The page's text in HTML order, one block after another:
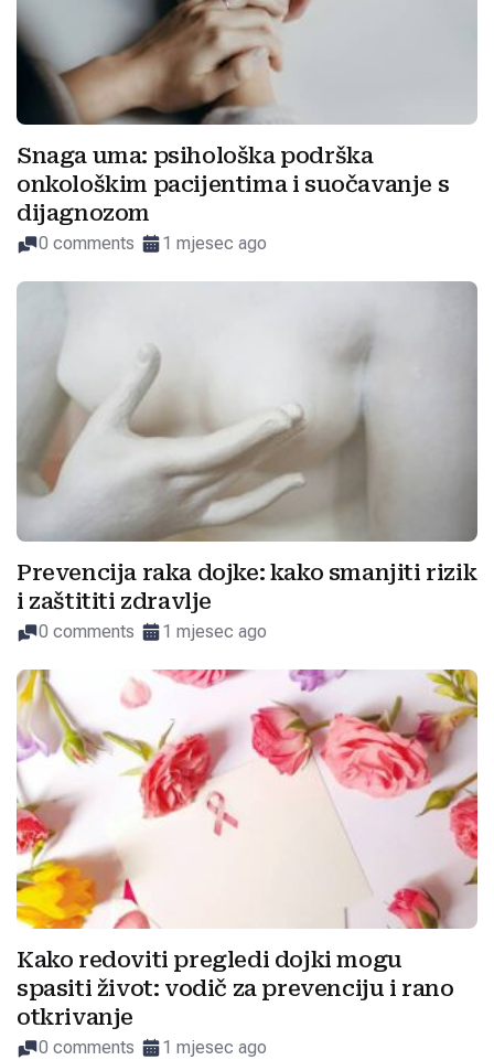
Snaga uma: psihološka podrška
onkološkim pacijentima i suočavanje s
dijagnozom
0 comments 1 mjesec ago
Prevencija raka dojke: kako smanjiti rizik
i zaštititi zdravlje
0 comments 1 mjesec ago
Kako redoviti pregledi dojki mogu
spasiti život: vodič za prevenciju i rano
otkrivanje
0 comments 1 mjesec ago